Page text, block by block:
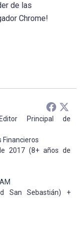
de las
Chrome!
Principal de
Financieros
2017 (8+ años de
San Sebastián) +